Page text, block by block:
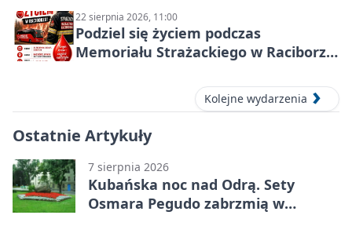
22 sierpnia 2026, 11:00
Podziel się życiem podczas
Memoriału Strażackiego w Raciborzu
Kolejne wydarzenia
Ostatnie Artykuły
7 sierpnia 2026
Kubańska noc nad Odrą. Sety
Osmara Pegudo zabrzmią w